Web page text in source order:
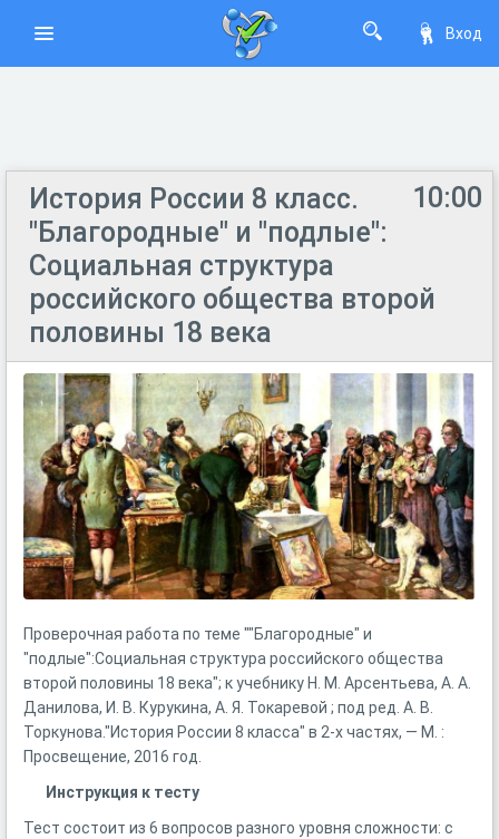
Вход
10:00
История России 8 класс.
"Благородные" и "подлые":
Социальная структура
российского общества второй
половины 18 века
Проверочная работа по теме ""Благородные" и
"подлые":Социальная структура российского общества
второй половины 18 века"; к учебнику Н. М. Арсентьева, А. А.
Данилова, И. В. Курукина, А. Я. Токаревой ; под ред. А. В.
Торкунова."История России 8 класса" в 2-х частях, — М. :
Просвещение, 2016 год.
Инструкция к тесту
Тест состоит из 6 вопросов разного уровня сложности: с